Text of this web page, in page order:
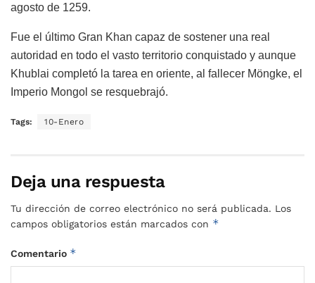
agosto de 1259.
Fue el último Gran Khan capaz de sostener una real
autoridad en todo el vasto territorio conquistado y aunque
Khublai completó la tarea en oriente, al fallecer Möngke, el
Imperio Mongol se resquebrajó.
Tags: 10-Enero
Deja una respuesta
Tu dirección de correo electrónico no será publicada. Los
campos obligatorios están marcados con *
Comentario *